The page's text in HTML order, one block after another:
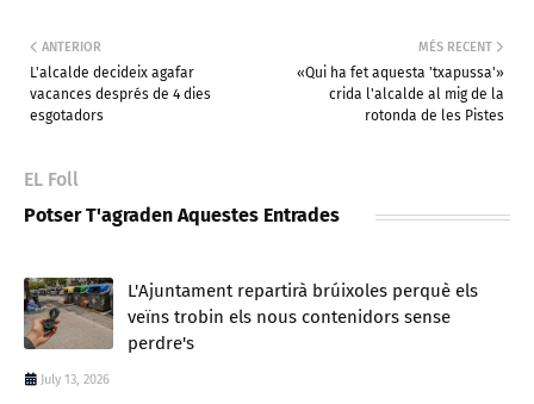
MÉS RECENT
«Qui ha fet aquesta 'txapussa'»
crida l'alcalde al mig de la
rotonda de les Pistes
ANTERIOR
L'alcalde decideix agafar
vacances després de 4 dies
esgotadors
EL Foll
Potser T'agraden Aquestes Entrades
L'Ajuntament repartirà brúixoles perquè els
veïns trobin els nous contenidors sense
perdre's
July 13, 2026